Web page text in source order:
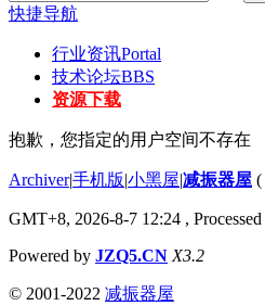
快捷导航
行业资讯Portal
技术论坛BBS
资源下载
抱歉，您指定的用户空间不存在
Archiver|手机版|小黑屋|减振器屋 (
GMT+8, 2026-8-7 12:24 ,
Powered by JZQ5.CN X3.2
© 2001-2022 减振器屋